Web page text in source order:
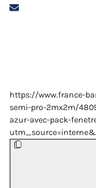
https://www.france-
semi-pro-2mx2m/
azur-avec-pack-